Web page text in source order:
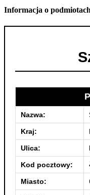
Informacja o
Nazwa:
Kraj:
Ulica:
Kod pocztowy:
Miasto: